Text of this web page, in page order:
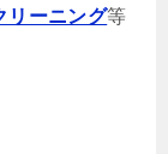
リーニング等